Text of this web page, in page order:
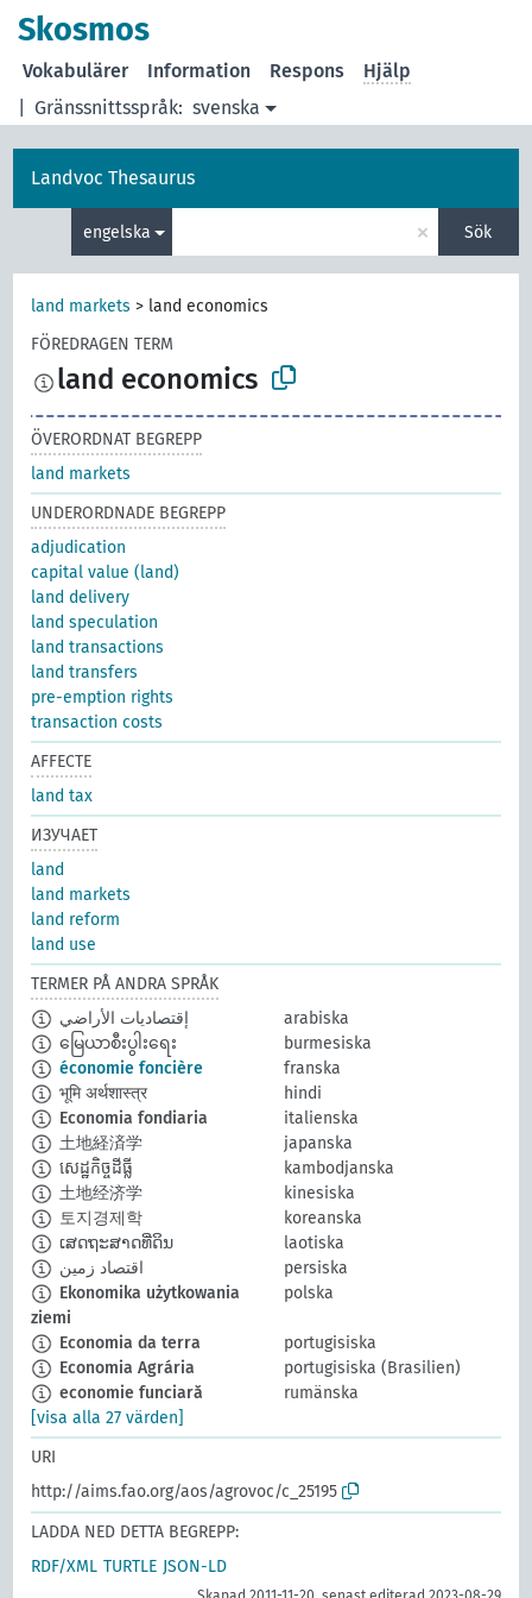
Skosmos
Gränssnittsspråk: svenska
Vokabulärer Information Respons Hjälp
Landvoc Thesaurus
engelska × Sök
land markets > land economics
FÖREDRAGEN TERM
land economics
ÖVERORDNAT BEGREPP
land markets
UNDERORDNADE BEGREPP
adjudication
capital value (land)
land delivery
land speculation
land transactions
land transfers
pre-emption rights
transaction costs
AFFECTE
land tax
ИЗУЧАЕТ
land
land markets
land reform
land use
TERMER PÅ ANDRA SPRÅK
إقتصاديات الأراضي
arabiska
မြေယာစီးပွါးရေး
burmesiska
économie foncière
franska
भूमि अर्थशास्त्र
hindi
Economia fondiaria
italienska
土地経済学
japanska
សេដ្ឋកិច្ចដីធ្លី
kambodjanska
土地经济学
kinesiska
토지경제학
koreanska
ເສດຖະສາດທີ່ດິນ
laotiska
اقتصاد زمین
persiska
Ekonomika użytkowania
ziemi
polska
Economia da terra
portugisiska
Economia Agrária
portugisiska (Brasilien)
economie funciară
rumänska
[visa alla 27 värden]
URI
http://aims.fao.org/aos/agrovoc/c_25195
LADDA NED DETTA BEGREPP:
RDF/XML TURTLE JSON-LD